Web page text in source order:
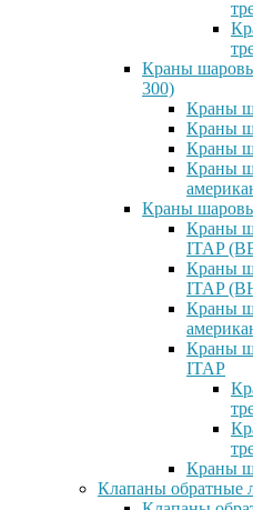
Краны
300)
Краны
Краны
Краны
Краны
Краны
Краны
ITAP
Краны
ITAP
Краны
Краны
ITAP
Краны
Клапаны обратные